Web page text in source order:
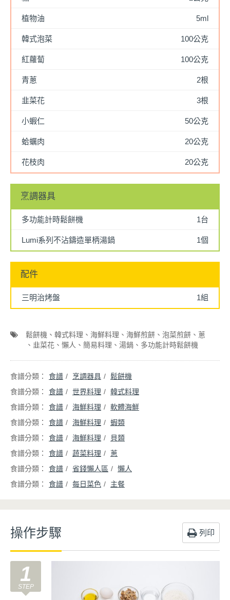
植物油 5ml
韓式泡菜 100公克
紅蘿蔔 100公克
青蔥 2根
韭菜花 3根
小蝦仁 50公克
蛤蠣肉 20公克
花枝肉 20公克
烹調器具
多功能計時鬆餅機 1台
Lumi系列不沾鑄造單柄湯鍋 1個
配件
三明治烤盤 1組
鬆餅機 韓式料理 海鮮料理 海鮮煎餅 泡菜煎餅
蔥
韭菜花
懶人 簡易料理 湯鍋 多功能計時鬆餅機
食譜 烹調器具
鬆餅機
食譜
世界料理
韓式料理
食譜
海鮮料理
軟體海鮮
食譜
海鮮料理
蝦類
食譜
海鮮料理
貝類
食譜
蔬菜料理
蔥
食譜
省錢懶人區
懶人
食譜
每日菜色 主餐
操作步驟 列印
1